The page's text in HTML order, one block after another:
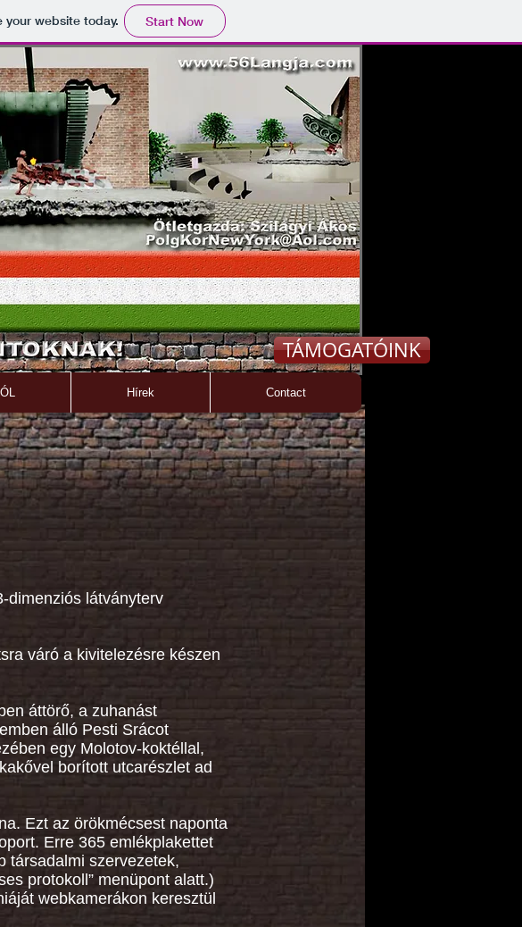
website today. Start Now
Hírek Contact
TÁMOGATÓINK
dimenziós látványterv
váró a kivitelezésre készen
áttörő, a zuhanást
álló Pesti Srácot
egy Molotov-koktéllal,
borított utcarészlet ad
Ezt az örökmécsest naponta
Erre 365 emlékplakettet
társadalmi szervezetek,
protokoll” menüpont alatt.)
webkamerákon keresztül